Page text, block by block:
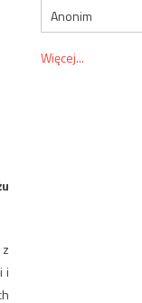
i
Anonim
Więcej...